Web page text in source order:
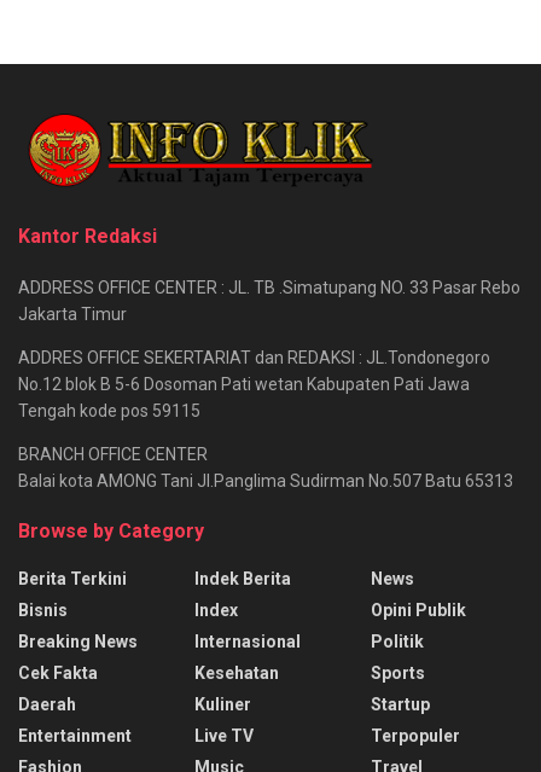
Kantor Redaksi
ADDRESS OFFICE CENTER : JL. TB .Simatupang NO. 33 Pasar Rebo
Jakarta Timur
ADDRES OFFICE SEKERTARIAT dan REDAKSI : JL.Tondonegoro
No.12 blok B 5-6 Dosoman Pati wetan Kabupaten Pati Jawa
Tengah kode pos 59115
BRANCH OFFICE CENTER
Balai kota AMONG Tani Jl.Panglima Sudirman No.507 Batu 65313
Browse by Category
Berita Terkini
Bisnis
Breaking News
Cek Fakta
Daerah
Entertainment
Fashion
Indek Berita
Index
Internasional
Kesehatan
Kuliner
Live TV
Music
News
Opini Publik
Politik
Sports
Startup
Terpopuler
Travel